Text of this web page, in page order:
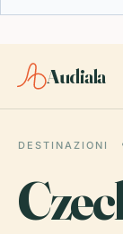
Audiala
DESTINAZIONI